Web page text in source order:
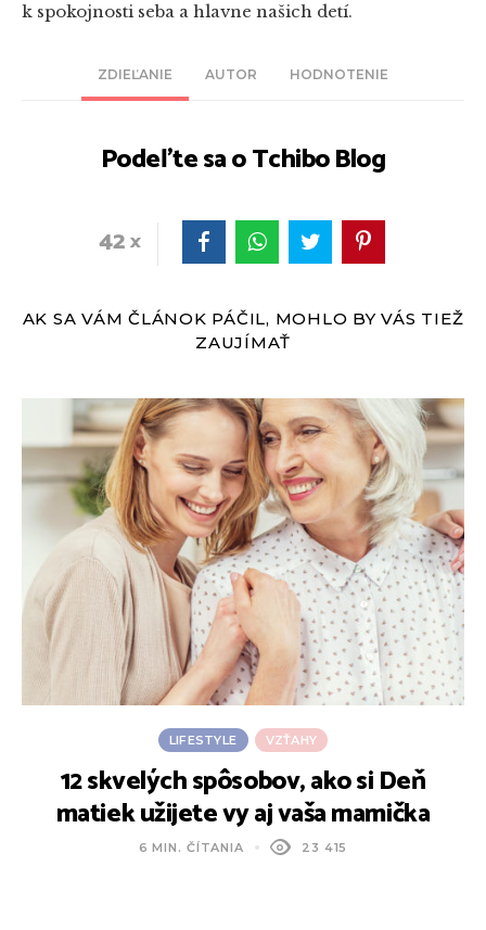
ZDIEĽANIE AUTOR HODNOTENIE
Podeľte sa o Tchibo Blog
42
k spokojnosti seba a hlavne našich detí.
AK SA VÁM ČLÁNOK PÁČIL, MOHLO BY VÁS TIEŽ
ZAUJÍMAŤ
LIFESTYLE VZŤAHY
12 skvelých spôsobov, ako si Deň
matiek užijete vy aj vaša mamička
6 MIN. ČÍTANIA 23 415